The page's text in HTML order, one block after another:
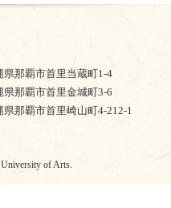
of Arts.
県那覇市首里当蔵町1-4
県那覇市首里金城町3-6
県那覇市首里崎山町4-212-1